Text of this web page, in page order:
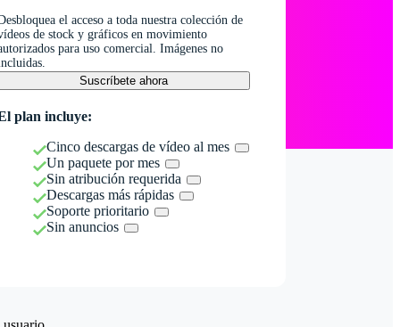
el acceso a toda nuestra colección de
de stock y gráficos en movimiento
para uso comercial. Imágenes no
Suscríbete ahora
plan incluye:
Cinco descargas de vídeo al mes
Un paquete por mes
Sin atribución requerida
Descargas más rápidas
Soporte prioritario
Sin anuncios